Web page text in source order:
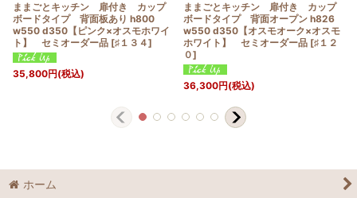
ままごとキッチン 扉付き カップ
ボードタイプ 背面板あり h800
w550 d350【ピンク×オスモホワイ
ト】 セミオーダー品 [♯１３４]
35,800円(税込)
ままごとキッチン 扉付き カップ
ボードタイプ 背面オープン h826
w550 d350【オスモオーク×オスモ
ホワイト】 セミオーダー品 [♯１２
０]
36,300円(税込)
ホーム